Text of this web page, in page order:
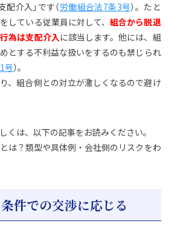
介入」です（労働組合法7条3号）。たと
している従業員に対して、組合から脱退
為は支配介入に該当します。他には、組
とする不利益な扱いをするのも禁じられ
号）。
、組合側との対立が激しくなるので避け
くは、以下の記事をお読みください。
は？類型や具体例・会社側のリスクをわ
件での交渉に応じる